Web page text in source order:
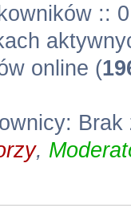
::
online (
,